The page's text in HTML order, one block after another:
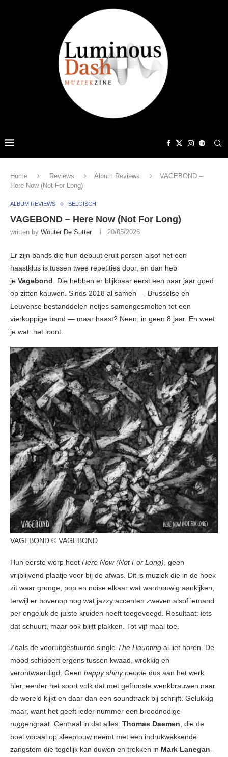
Home Reviews Album Reviews
VAGEBOND –
Here Now (Not For Long)
ALBUM REVIEWS BELGISCH
VAGEBOND – Here Now (Not For Long)
written by Wouter De Sutter 20/05/2026
Er zijn bands die hun debuut eruit persen alsof het een
haastklus is tussen twee repetities door, en dan heb
je Vagebond. Die hebben er blijkbaar eerst een paar jaar goed
op zitten kauwen. Sinds 2018 al samen — Brusselse en
Leuvense bestanddelen netjes samengesmolten tot een
vierkoppige band — maar haast? Neen, in geen 8 jaar. En weet
je wat: het loont.
VAGEBOND © VAGEBOND
Hun eerste worp heet Here Now (Not For Long) , geen
vrijblijvend plaatje voor bij de afwas. Dit is muziek die in de hoek
zit waar grunge, pop en noise elkaar wat wantrouwig aankijken,
terwijl er bovenop nog wat jazzy accenten zweven alsof iemand
per ongeluk de juiste kruiden heeft toegevoegd. Resultaat: iets
dat schuurt, maar ook blijft plakken. Tot vijf maal toe.
Zoals de vooruitgestuurde single The Haunting al liet horen. De
mood schippert ergens tussen kwaad, wrokkig en
verontwaardigd. Geen happy shiny people dus aan het werk
hier, eerder het soort volk dat met gefronste wenkbrauwen naar
de wereld kijkt en daar dan een soundtrack bij schrijft. Gelukkig
maar, want het geeft ieder nummer een broodnodige
ruggengraat. Centraal in dat alles: Thomas Daemen , die de
boel vocaal op sleeptouw neemt met een indrukwekkende
zangstem die tegelijk kan duwen en trekken in Mark Lanegan-